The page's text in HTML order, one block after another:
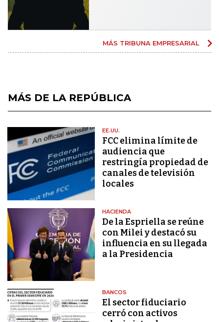
MÁS TRIBUNA EMPRESARIAL
MÁS DE LA REPÚBLICA
EE.UU.
FCC elimina límite de
audiencia que
restringía propiedad de
canales de televisión
locales
HACIENDA
De la Espriella se reúne
con Milei y destacó su
influencia en su llegada
a la Presidencia
BANCOS
El sector fiduciario
cerró con activos